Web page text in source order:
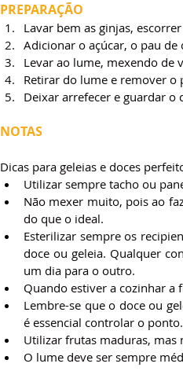
PREPARAÇÃO
Lavar bem as ginjas,
Adicionar o açúcar, o pau de
Levar ao lume, mexendo de
Retirar do lume e remover o
Deixar arrefecer e guardar o
NOTAS
Dicas para geleias e doces
Utilizar sempre tacho ou
Não mexer muito, pois ao
do que o ideal.
Esterilizar sempre os
doce ou geleia. Qualquer
um dia para o outro.
Quando estiver a cozinhar a
Lembre-se que o doce ou
é essencial controlar o ponto.
Utilizar frutas maduras, mas
O lume deve ser sempre